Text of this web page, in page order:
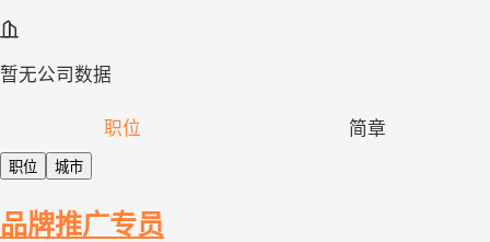
暂无公司数据
职位 简章
职位 城市
品牌推广专员